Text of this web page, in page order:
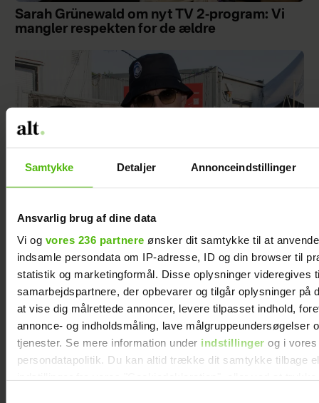
Samtykke Detaljer Annonceindstillinger
Ansvarlig brug af dine data
Vi og vores 236 partnere ønsker dit samtykke til at
indsamle persondata om IP-adresse, ID og din browser til
statistik og marketingformål. Disse oplysninger videregives
samarbejdspartnere, der opbevarer og tilgår oplysninger på
at vise dig målrettede annoncer, levere tilpasset indhold,
annonce- og indholdsmåling, lave målgruppeundersøgelser
tjenester. Se mere information under indstillinger og i vores
persondatapolitik. Du kan altid trække dit samtykke tilbage
Sarah Grünewald om nyt TV 2-program: Vi
mangler respekten for de ældre
Se videoen: Simon Kvamm overrasker med
særlig gæst på scenen
Dagens horoskoper